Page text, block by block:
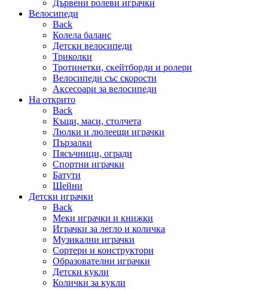
Дървени ролеви играчки
Велосипеди
Back
Колела баланс
Детски велосипеди
Триколки
Тротинетки, скейтборди и ролери
Велосипеди със скорости
Аксесоари за велосипеди
На открито
Back
Къщи, маси, столчета
Люлки и люлеещи играчки
Пързалки
Пясъчници, огради
Спортни играчки
Батути
Шейни
Детски играчки
Back
Меки играчки и книжки
Играчки за легло и количка
Музикални играчки
Сортери и конструктори
Образователни играчки
Детски кукли
Колички за кукли